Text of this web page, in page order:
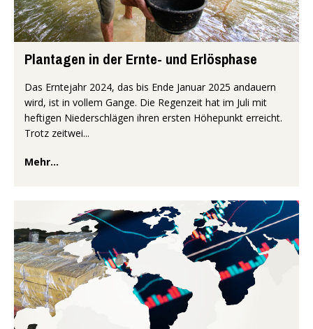
Plantagen in der Ernte- und Erlösphase
Das Erntejahr 2024, das bis Ende Januar 2025 andauern
wird, ist in vollem Gange. Die Regenzeit hat im Juli mit
heftigen Niederschlägen ihren ersten Höhepunkt erreicht.
Trotz zeitwei...
Mehr...